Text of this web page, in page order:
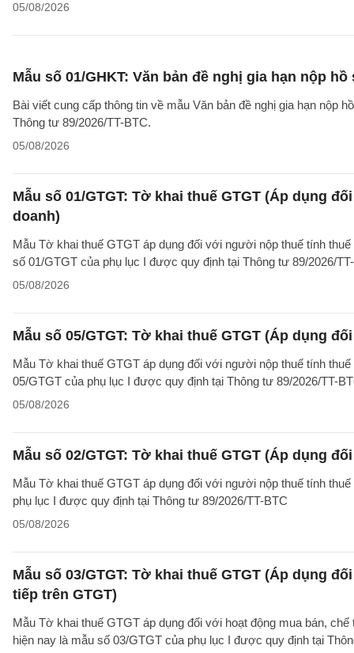
05/08/2026
Mẫu số 01/GHKT: Văn bản đề nghị gia hạn nộp
Bài viết cung cấp thông tin về mẫu Văn bản đề nghị gia hạn nộp
Thông tư 89/2026/TT-BTC.
05/08/2026
Mẫu số 01/GTGT: Tờ khai thuế GTGT (Áp dụng
doanh)
Mẫu Tờ khai thuế GTGT áp dụng đối với người nộp thuế tính
số 01/GTGT của phụ lục I được quy định tại Thông tư 89/2026/
05/08/2026
Mẫu số 05/GTGT: Tờ khai thuế GTGT (Áp dụng
Mẫu Tờ khai thuế GTGT áp dụng đối với người nộp thuế tính
05/GTGT của phụ lục I được quy định tại Thông tư 89/2026/TT-
05/08/2026
Mẫu số 02/GTGT: Tờ khai thuế GTGT (Áp dụng
Mẫu Tờ khai thuế GTGT áp dụng đối với người nộp thuế tính
phụ lục I được quy định tại Thông tư 89/2026/TT-BTC
05/08/2026
Mẫu số 03/GTGT: Tờ khai thuế GTGT (Áp dụng
tiếp trên GTGT)
Mẫu Tờ khai thuế GTGT áp dụng đối với hoạt động mua bán,
hiện nay là mẫu số 03/GTGT của phụ lục I được quy định tại